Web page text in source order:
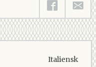
Italiensk